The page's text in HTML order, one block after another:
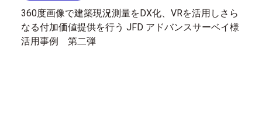
360度画像で建築現況測量をDX化、VRを活用しさら
なる付加価値提供を行う JFD アドバンスサーベイ様
活用事例 第二弾